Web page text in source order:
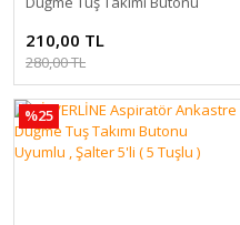
210,00 TL
280,00 TL
%25